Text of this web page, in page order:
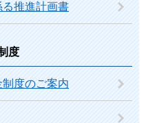
推進計画書
度
度のご案内